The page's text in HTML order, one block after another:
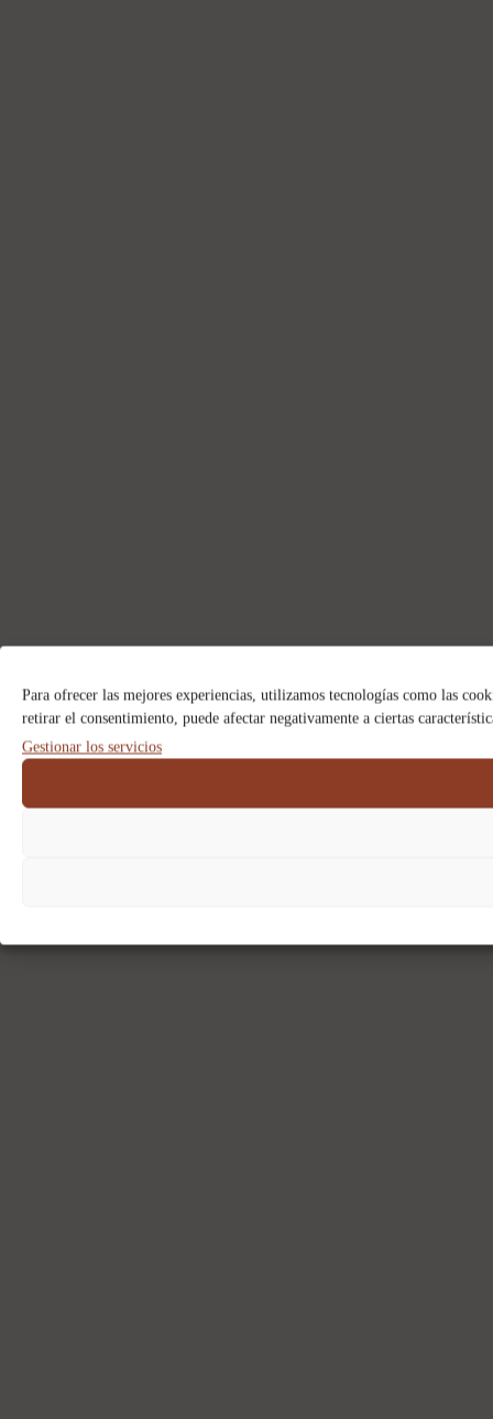
Para ofrecer las mejores experiencias, utilizamos tecnologías como las
retirar el consentimiento, puede afectar negativamente a ciertas
Gestionar los servicios